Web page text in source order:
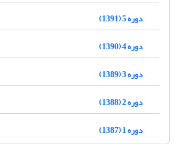
دوره 5 (1391)
دوره 4 (1390)
دوره 3 (1389)
دوره 2 (1388)
دوره 1 (1387)